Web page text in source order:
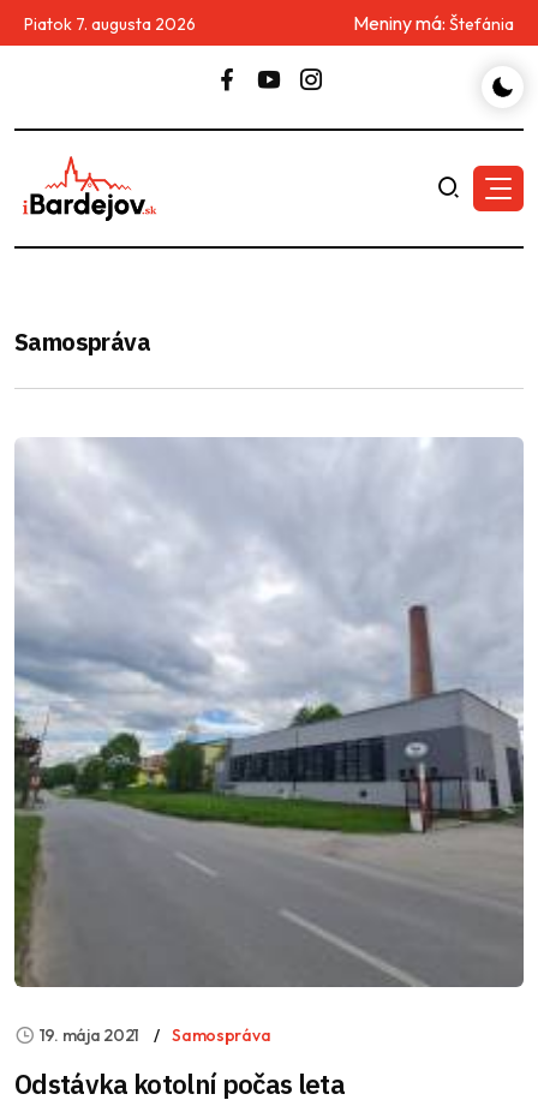
Piatok 7. augusta 2026 Meniny má: Štefánia
Samospráva
19. mája 2021 Samospráva
Odstávka kotolní počas leta